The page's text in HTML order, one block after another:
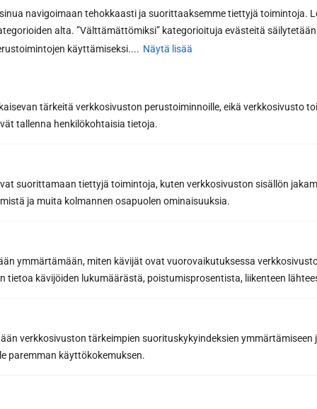
navigoimaan tehokkaasti ja suorittaaksemme tiettyjä toimintoja.
alta. ”Välttämättömiksi” kategorioituja evästeitä säilytetään
käyttämiseksi.... Näytä lisää
tärkeitä verkkosivuston perustoiminnoille, eikä verkkosivusto
tallenna henkilökohtaisia tietoja.
suorittamaan tiettyjä toimintoja, kuten verkkosivuston sisällön
ja muita kolmannen osapuolen ominaisuuksia.
ymmärtämään, miten kävijät ovat vuorovaikutuksessa
tietoa kävijöiden lukumäärästä, poistumisprosentista, liikenteen
verkkosivuston tärkeimpien suorituskykyindeksien ymmärtämiseen
paremman käyttökokemuksen.
Haluan lisätietoa Haluan tarjouksen
Sähköposti *
Viesti tai lisätiedot...